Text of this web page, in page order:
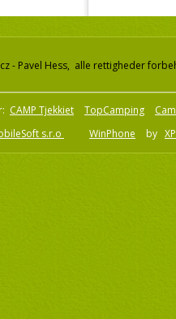
- Pavel Hess, alle rettigheder
CAMP Tjekkiet TopCamping
s.r.o WinPhone by